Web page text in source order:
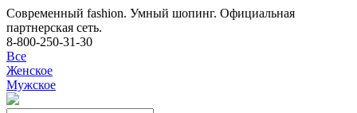
Современный fashion. Умный шопинг. Официальная
партнерская сеть.
8-800-250-31-30
Все
Женское
Мужское